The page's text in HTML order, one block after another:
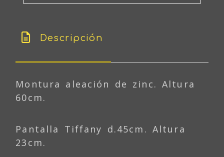
Descripción
Montura aleación de zinc. Altura
60cm.
Pantalla Tiffany d.45cm. Altura
23cm.